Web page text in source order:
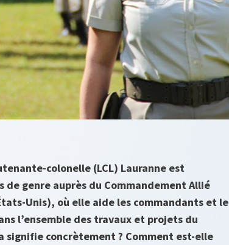
colonelle (LCL) Lauranne est
genre auprès du Commandement Allié
Unis), où elle aide les commandants et le
l’ensemble des travaux et projets du
signifie concrètement ? Comment est-elle